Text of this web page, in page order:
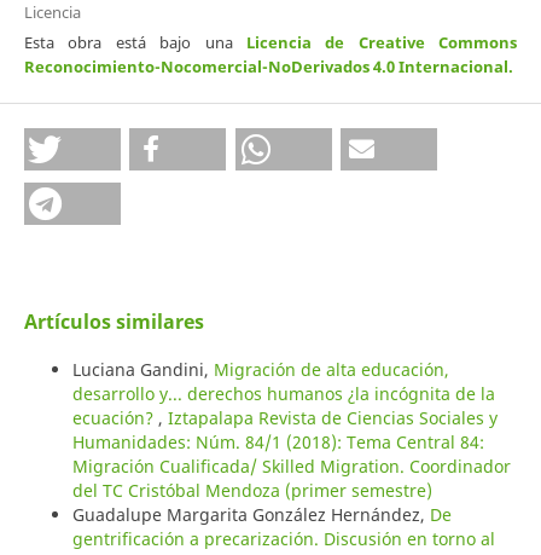
Licencia
Esta obra está bajo una Licencia de Creative Commons
Reconocimiento-Nocomercial-NoDerivados 4.0 Internacional.
Artículos similares
Luciana Gandini, Migración de alta educación,
desarrollo y... derechos humanos ¿la incógnita de la
ecuación? , Iztapalapa Revista de Ciencias Sociales y
Humanidades: Núm. 84/1 (2018): Tema Central 84:
Migración Cualificada/ Skilled Migration. Coordinador
del TC Cristóbal Mendoza (primer semestre)
Guadalupe Margarita González Hernández, De
gentrificación a precarización. Discusión en torno al